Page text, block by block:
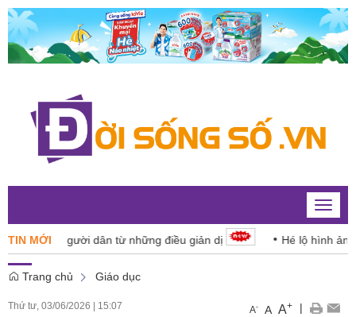
Toggle
TIN MỚI
số cho người dân từ những điều giản dị Hé lộ hình ảnh
Trang chủ Giáo dục
Thứ tư, 03/06/2026 | 15:07 A- A A+ |